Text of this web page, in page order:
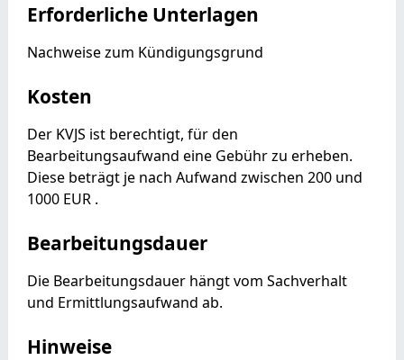
Erforderliche Unterlagen
Nachweise zum Kündigungsgrund
Kosten
Der KVJS ist berechtigt, für den
Bearbeitungsaufwand eine Gebühr zu erheben.
Diese beträgt je nach Aufwand zwischen 200 und
1000 EUR .
Bearbeitungsdauer
Die Bearbeitungsdauer hängt vom Sachverhalt
und Ermittlungsaufwand ab.
Hinweise